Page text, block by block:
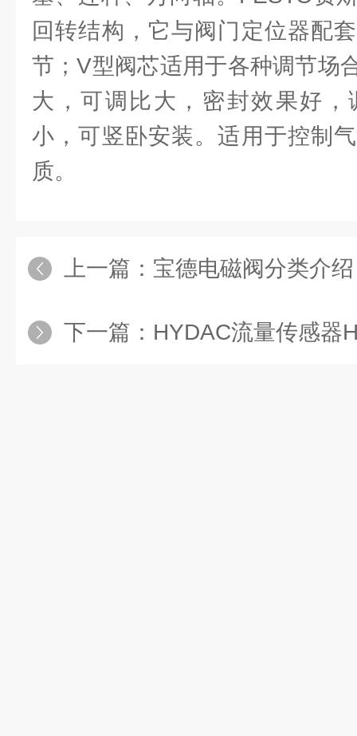
回转结构，它与阀门定位器配
节；V型阀芯适用于各种调节场
大，可调比大，密封效果好
小，可竖卧安装。适用于控制
质。
上一篇： 宝德电磁阀分类介绍
下一篇： HYDAC流量传感器